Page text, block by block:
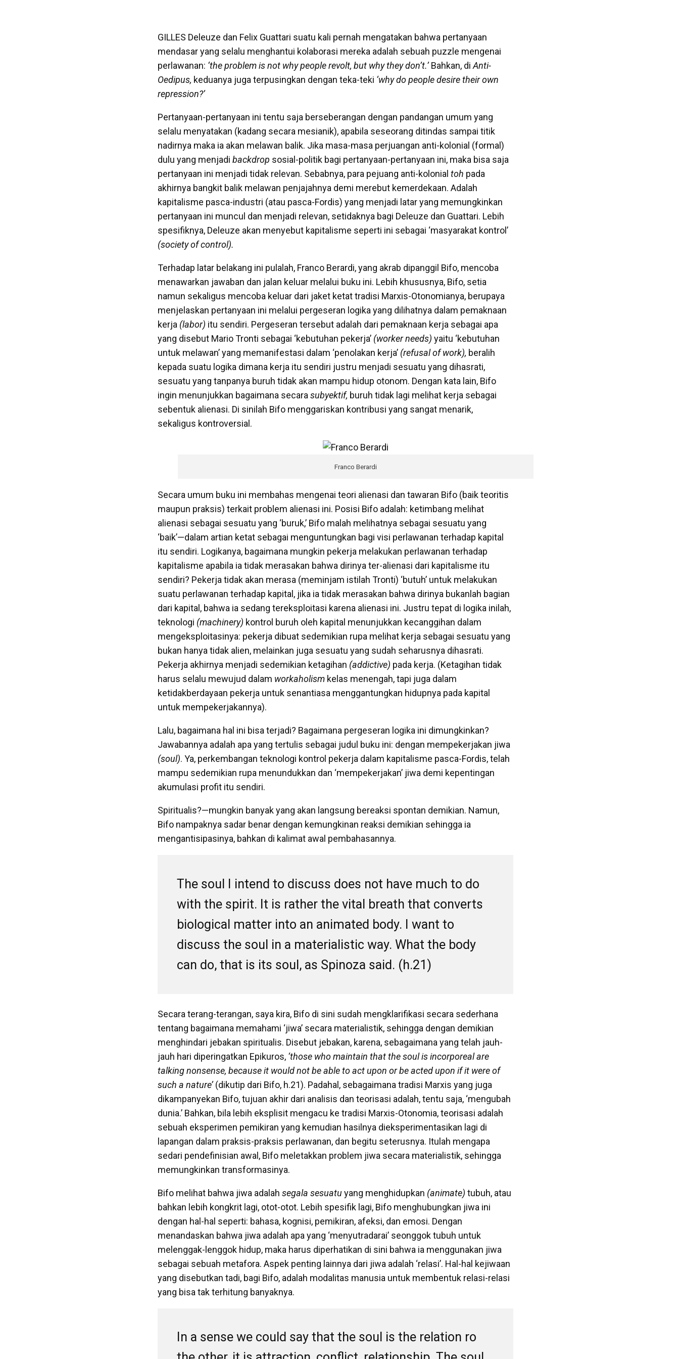
GILLES Deleuze dan Felix Guattari suatu kali pernah mengatakan bahwa pertanyaan
mendasar yang selalu menghantui kolaborasi mereka adalah sebuah puzzle mengenai
perlawanan: ‘the problem is not why people revolt, but why they don’t.’Bahkan, di Anti-
Oedipus, keduanya juga terpusingkan dengan teka-teki ‘why do people desire their own
repression?’
Pertanyaan-pertanyaan ini tentu saja berseberangan dengan pandangan umum yang
selalu menyatakan (kadang secara mesianik), apabila seseorang ditindas sampai titik
nadirnya maka ia akan melawan balik. Jika masa-masa perjuangan anti-kolonial (formal)
dulu yang menjadi backdrop sosial-politik bagi pertanyaan-pertanyaan ini, maka bisa saja
pertanyaan ini menjadi tidak relevan. Sebabnya, para pejuang anti-kolonial toh pada
akhirnya bangkit balik melawan penjajahnya demi merebut kemerdekaan. Adalah
kapitalisme pasca-industri (atau pasca-Fordis) yang menjadi latar yang memungkinkan
pertanyaan ini muncul dan menjadi relevan, setidaknya bagi Deleuze dan Guattari. Lebih
spesifiknya, Deleuze akan menyebut kapitalisme seperti ini sebagai ‘masyarakat kontrol’
(society of control).
Terhadap latar belakang ini pulalah, Franco Berardi, yang akrab dipanggil Bifo, mencoba
menawarkan jawaban dan jalan keluar melalui buku ini. Lebih khususnya, Bifo, setia
namun sekaligus mencoba keluar dari jaket ketat tradisi Marxis-Otonomianya, berupaya
menjelaskan pertanyaan ini melalui pergeseran logika yang dilihatnya dalam pemaknaan
kerja (labor) itu sendiri. Pergeseran tersebut adalah dari pemaknaan kerja sebagai apa
yang disebut Mario Tronti sebagai ‘kebutuhan pekerja’ (worker needs) yaitu ‘kebutuhan
untuk melawan’ yang memanifestasi dalam ‘penolakan kerja’ (refusal of work), beralih
kepada suatu logika dimana kerja itu sendiri justru menjadi sesuatu yang dihasrati,
sesuatu yang tanpanya buruh tidak akan mampu hidup otonom. Dengan kata lain, Bifo
ingin menunjukkan bagaimana secara subyektif, buruh tidak lagi melihat kerja sebagai
sebentuk alienasi. Di sinilah Bifo menggariskan kontribusi yang sangat menarik,
sekaligus kontroversial.
Franco Berardi
Secara umum buku ini membahas mengenai teori alienasi dan tawaran Bifo (baik teoritis
maupun praksis) terkait problem alienasi ini. Posisi Bifo adalah: ketimbang melihat
alienasi sebagai sesuatu yang ‘buruk,’ Bifo malah melihatnya sebagai sesuatu yang
‘baik’—dalam artian ketat sebagai menguntungkan bagi visi perlawanan terhadap kapital
itu sendiri. Logikanya, bagaimana mungkin pekerja melakukan perlawanan terhadap
kapitalisme apabila ia tidak merasakan bahwa dirinya ter-alienasi dari kapitalisme itu
sendiri? Pekerja tidak akan merasa (meminjam istilah Tronti) ‘butuh’ untuk melakukan
suatu perlawanan terhadap kapital, jika ia tidak merasakan bahwa dirinya bukanlah bagian
dari kapital, bahwa ia sedang tereksploitasi karena alienasi ini. Justru tepat di logika inilah,
teknologi (machinery) kontrol buruh oleh kapital menunjukkan kecanggihan dalam
mengeksploitasinya: pekerja dibuat sedemikian rupa melihat kerja sebagai sesuatu yang
bukan hanya tidak alien, melainkan juga sesuatu yang sudah seharusnya dihasrati.
Pekerja akhirnya menjadi sedemikian ketagihan (addictive) pada kerja. (Ketagihan tidak
harus selalu mewujud dalam workaholism kelas menengah, tapi juga dalam
ketidakberdayaan pekerja untuk senantiasa menggantungkan hidupnya pada kapital
untuk mempekerjakannya).
Lalu, bagaimana hal ini bisa terjadi? Bagaimana pergeseran logika ini dimungkinkan?
Jawabannya adalah apa yang tertulis sebagai judul buku ini: dengan mempekerjakan jiwa
(soul). Ya, perkembangan teknologi kontrol pekerja dalam kapitalisme pasca-Fordis, telah
mampu sedemikian rupa menundukkan dan ‘mempekerjakan’ jiwa demi kepentingan
akumulasi profit itu sendiri.
Spiritualis?—mungkin banyak yang akan langsung bereaksi spontan demikian. Namun,
Bifo nampaknya sadar benar dengan kemungkinan reaksi demikian sehingga ia
mengantisipasinya, bahkan di kalimat awal pembahasannya.
The soul I intend to discuss does not have much to do
with the spirit. It is rather the vital breath that converts
biological matter into an animated body. I want to
discuss the soul in a materialistic way. What the body
can do, that is its soul, as Spinoza said. (h.21)
Secara terang-terangan, saya kira, Bifo di sini sudah mengklarifikasi secara sederhana
tentang bagaimana memahami ‘jiwa’ secara materialistik, sehingga dengan demikian
menghindari jebakan spiritualis. Disebut jebakan, karena, sebagaimana yang telah jauh-
jauh hari diperingatkan Epikuros, ‘those who maintain that the soul is incorporeal are
talking nonsense, because it would not be able to act upon or be acted upon if it were of
such a nature’(dikutip dari Bifo, h.21). Padahal, sebagaimana tradisi Marxis yang juga
dikampanyekan Bifo, tujuan akhir dari analisis dan teorisasi adalah, tentu saja, ‘mengubah
dunia.’ Bahkan, bila lebih eksplisit mengacu ke tradisi Marxis-Otonomia, teorisasi adalah
sebuah eksperimen pemikiran yang kemudian hasilnya dieksperimentasikan lagi di
lapangan dalam praksis-praksis perlawanan, dan begitu seterusnya. Itulah mengapa
sedari pendefinisian awal, Bifo meletakkan problem jiwa secara materialistik, sehingga
memungkinkan transformasinya.
Bifo melihat bahwa jiwa adalah segala sesuatu yang menghidupkan (animate) tubuh, atau
bahkan lebih kongkrit lagi, otot-otot. Lebih spesifik lagi, Bifo menghubungkan jiwa ini
dengan hal-hal seperti: bahasa, kognisi, pemikiran, afeksi, dan emosi. Dengan
menandaskan bahwa jiwa adalah apa yang ‘menyutradarai’ seonggok tubuh untuk
melenggak-lenggok hidup, maka harus diperhatikan di sini bahwa ia menggunakan jiwa
sebagai sebuah metafora. Aspek penting lainnya dari jiwa adalah ‘relasi’. Hal-hal kejiwaan
yang disebutkan tadi, bagi Bifo, adalah modalitas manusia untuk membentuk relasi-relasi
yang bisa tak terhitung banyaknya.
In a sense we could say that the soul is the relation ro